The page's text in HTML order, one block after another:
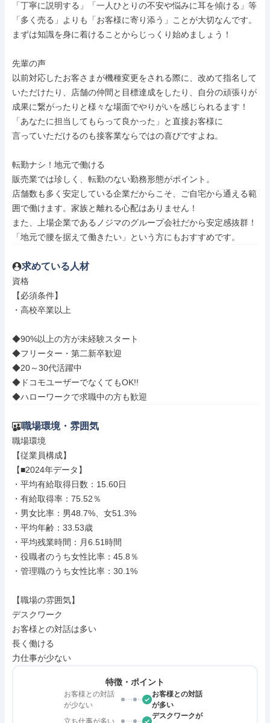
「丁寧に説明する」「一人ひとりの不安や悩みに耳を傾ける」等
「多く売る」よりも「お客様に寄り添う」ことが大切なんです。
まずは知識を身に着けることからじっくり始めましょう！
先輩の声
以前対応したお客さまが機種変更をされる際に、改めて指名して
いただけたり、店舗の仲間と目標達成をしたり、自分の頑張りが
成果に繋がったりと様々な場面でやりがいを感じられるます！
「あなたに担当してもらって良かった」と直接お客様に
言っていただけるのも接客業ならではの喜びですよね。
転勤ナシ！地元で働ける
販売業では珍しく、転勤のない勤務形態がポイント。
店舗数も多く安定している企業だからこそ、ご自宅から通える範
囲で働けます。家族と離れる心配はありません！
また、上場企業であるノジマのグループ会社だから安定感抜群！
「地元で腰を据えて働きたい」という方にもおすすめです。
求めている人材
資格
【必須条件】
・高校卒業以上
◆90%以上の方が未経験スタート
◆フリーター・第二新卒歓迎
◆20～30代活躍中
◆ドコモユーザーでなくてもOK!!
◆ハローワークで求職中の方も歓迎
職場環境・雰囲気
職場環境
【従業員構成】
【■2024年データ】
・平均有給取得日数：15.60日
・有給取得率：75.52％
・男女比率：男48.7%、女51.3%
・平均年齢：33.53歳
・平均残業時間：月6.51時間
・役職者のうち女性比率：45.8％
・管理職のうち女性比率：30.1%
【職場の雰囲気】
デスクワーク
お客様との対話は多い
長く働ける
力仕事が少ない
特徴・ポイント
お客様との対話
が少ない
お客様との対話
が多い
立ち仕事が多い
デスクワークが